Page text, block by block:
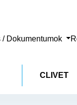
/ Dokumentumok
CLIVET